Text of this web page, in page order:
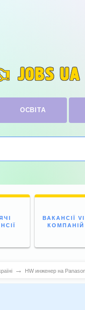
JOBS UA
ОСВІТА
ВАКАНСІЇ
КОМПАНІЙ
→ HW инженер нa